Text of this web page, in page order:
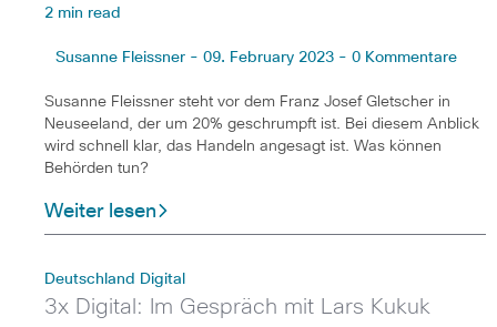
2 min read
Susanne Fleissner - 09. February 2023 - 0 Kommentare
Susanne Fleissner steht vor dem Franz Josef Gletscher in
Neuseeland, der um 20% geschrumpft ist. Bei diesem Anblick
wird schnell klar, das Handeln angesagt ist. Was können
Behörden tun?
Weiter lesen
Deutschland Digital
3x Digital: Im Gespräch mit Lars Kukuk